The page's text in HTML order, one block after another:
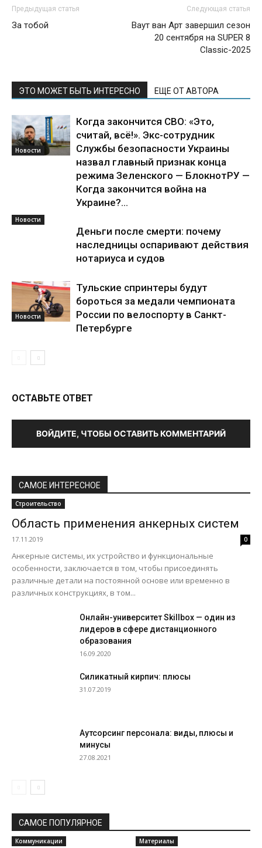
Предыдущая статья
За тобой
Следующая статья
Ваут ван Арт завершил сезон
20 сентября на SUPER 8
Classic-2025
ЭТО МОЖЕТ БЫТЬ ИНТЕРЕСНО ЕЩЕ ОТ АВТОРА
Новости
Когда закончится СВО: «Это,
считай, всё!». Экс-сотрудник
Службы безопасности Украины
назвал главный признак конца
режима Зеленского — БлокнотРУ —
Когда закончится война на
Украине?...
Новости
Деньги после смерти: почему
наследницы оспаривают действия
нотариуса и судов
Новости
Тульские спринтеры будут
бороться за медали чемпионата
России по велоспорту в Санкт-
Петербурге
ОСТАВЬТЕ ОТВЕТ
ВОЙДИТЕ, ЧТОБЫ ОСТАВИТЬ КОММЕНТАРИЙ
САМОЕ ИНТЕРЕСНОЕ
Строительство
Область применения анкерных систем
17.11.2019 0
Анкерные системы, их устройство и функциональные
особенности, заключается в том, чтобы присоединять
различные детали на постоянной основе или временно в
различных конструкциях, в том...
Онлайн-университет Skillbox — один из
лидеров в сфере дистанционного
образования
16.09.2020
Силикатный кирпич: плюсы
31.07.2019
Аутсорсинг персонала: виды, плюсы и
минусы
27.08.2021
САМОЕ ПОПУЛЯРНОЕ
Коммуникации Материалы